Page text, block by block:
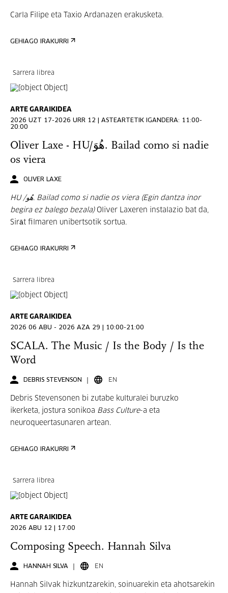
Carla Filipe eta Taxio Ardanazen erakusketa.
GEHIAGO IRAKURRI
Sarrera librea
ARTE GARAIKIDEA
2026 UZT 17-2026 URR 12 | ASTEARTETIK IGANDERA: 11:00-
20:00
Oliver Laxe - HU/هُوَ. Bailad como si nadie
os viera
OLIVER LAXE
HU /هُو. Bailad como si nadie os viera (Egin dantza inor
begira ez balego bezala)Oliver Laxeren instalazio bat da,
Sirāt filmaren unibertsotik sortua.
GEHIAGO IRAKURRI
Sarrera librea
ARTE GARAIKIDEA
2026 06 ABU - 2026 AZA 29 | 10:00-21:00
SCALA. The Music / Is the Body / Is the
Word
DEBRIS STEVENSON EN
Debris Stevensonen bi zutabe kulturalei buruzko
ikerketa, jostura sonikoa Bass Culture-a eta
neuroqueertasunaren artean.
GEHIAGO IRAKURRI
Sarrera librea
ARTE GARAIKIDEA
2026 ABU 12 | 17:00
Composing Speech. Hannah Silva
HANNAH SILVA EN
Hannah Silvak hizkuntzarekin, soinuarekin eta ahotsarekin